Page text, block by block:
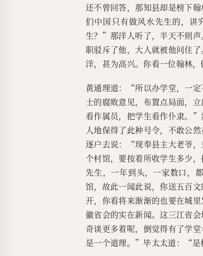
还不曾回答，那知县却是榜下
们中国只有做风水先生的，讲
生？”那洋人听了，半天不则
职驳斥了他，大人就被他问住
洋，甚为高兴。你看一位翰林
黄通理道：“所以办学堂，一
士的腐败意见，布置点局面，
看作属员，把学生看作仆隶。
人地保得了此种号令，不敢公
逐户去说：“现奉县主大老爷
个村馆，要按着所收学生多少
先生，一年到头，一家数口，
馆，故此一闻此说，你送五百
开，你看将来渐渐的也要在城
徽省会的实在新闻。这三江省
奇谈更多着呢，倒觉得有了学
是一个道理。”毕太太道：“是